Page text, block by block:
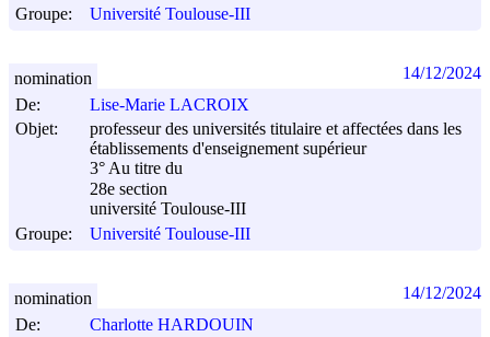
Groupe:
Université Toulouse-III
De:
Lise-Marie LACROIX
Objet:
professeur des universités titulaire et affectées dans les
établissements d'enseignement supérieur
3° Au titre du
28e section
université Toulouse-III
Groupe:
Université Toulouse-III
nomination 14/12/2024
De:
Charlotte HARDOUIN
nomination 14/12/2024